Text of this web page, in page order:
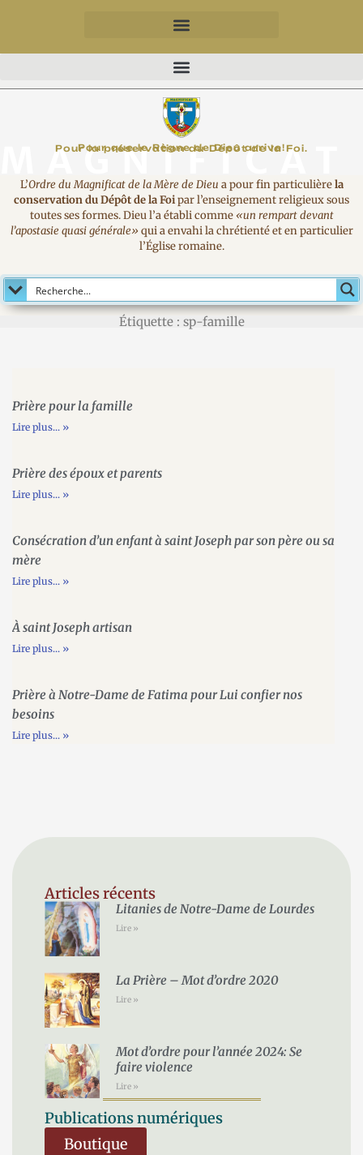
Pour la préservation du Dépôt de la Foi.
Pour que le Règne de Dieu arrive!
MAGNIFICAT
L’Ordre du Magnificat de la Mère de Dieu a pour fin particulièrela
conservation du Dépôt de la Foipar l’enseignement religieux sous
toutes ses formes. Dieu l’a établi comme«un rempart devant
l’apostasie quasi générale» qui a envahi la chrétienté et en particulier
l’Église romaine.
Étiquette : sp-famille
Prière pour la famille
Lire plus... »
Prière des époux et parents
Lire plus... »
Consécration d’un enfant à saint Joseph par son père ou sa
mère
Lire plus... »
À saint Joseph artisan
Lire plus... »
Prière à Notre-Dame de Fatima pour Lui confier nos
besoins
Lire plus... »
Articles récents
Litanies de Notre-Dame de Lourdes
Lire »
La Prière – Mot d’ordre 2020
Lire »
Mot d’ordre pour l’année 2024: Se
faire violence
Lire »
Publications numériques
Boutique